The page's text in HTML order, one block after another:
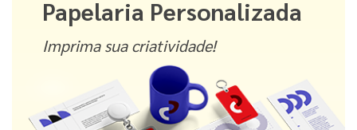
Papelaria Personalizada
Imprima sua criatividade!